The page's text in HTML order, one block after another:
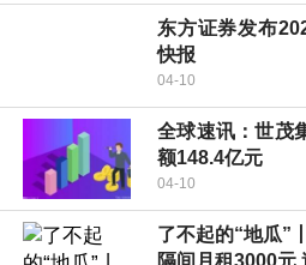
东方证券发布
快报
04-10
全球速讯：世茂
额148.4亿元
04-10
了不起的“地瓜”